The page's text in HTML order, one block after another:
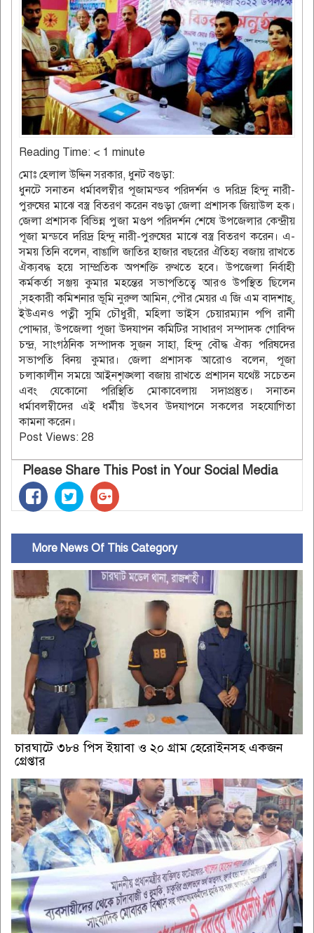
Reading Time: < 1 minute
মোঃ হেলাল উদ্দিন সরকার, ধুনট বগুড়া:
ধুনটে সনাতন ধর্মাবলম্বীর পূজামন্ডব পরিদর্শন ও দরিদ্র হিন্দু নারী-
পুরুষের মাঝে বস্ত্র বিতরণ করেন বগুড়া জেলা প্রশাসক জিয়াউল হক।
জেলা প্রশাসক বিভিন্ন পুজা মণ্ডপ পরিদর্শন শেষে উপজেলার কেন্দ্রীয়
পূজা মন্ডবে দরিদ্র হিন্দু নারী-পুরুষের মাঝে বস্ত্র বিতরণ করেন। এ-
সময় তিনি বলেন, বাঙালি জাতির হাজার বছরের ঐতিহ্য বজায় রাখতে
ঐক্যবদ্ধ হয়ে সাম্প্রতিক অপশক্তি রুখতে হবে। উপজেলা নির্বাহী
কর্মকর্তা সঞ্জয় কুমার মহন্তের সভাপতিত্বে আরও উপস্থিত ছিলেন
,সহকারী কমিশনার ভূমি নুরুল আমিন, পৌর মেয়র এ জি এম বাদশাহ্,
ইউএনও পত্নী সুমি চৌধুরী, মহিলা ভাইস চেয়ারম্যান পপি রানী
পোদ্দার, উপজেলা পূজা উদযাপন কমিটির সাধারণ সম্পাদক গোবিন্দ
চন্দ্র, সাংগঠনিক সম্পাদক সুজন সাহা, হিন্দু বৌদ্ধ ঐক্য পরিষদের
সভাপতি বিনয় কুমার। জেলা প্রশাসক আরোও বলেন, পূজা
চলাকালীন সময়ে আইনশৃঙ্খলা বজায় রাখতে প্রশাসন যথেষ্ট সচেতন
এবং যেকোনো পরিস্থিতি মোকাবেলায় সদাপ্রস্তুত। সনাতন
ধর্মাবলম্বীদের এই ধর্মীয় উৎসব উদযাপনে সকলের সহযোগিতা
কামনা করেন।
Post Views: 28
Please Share This Post in Your Social Media
More News Of This Category
চারঘাটে ৩৮৪ পিস ইয়াবা ও ২০ গ্রাম হেরোইনসহ একজন
গ্রেপ্তার